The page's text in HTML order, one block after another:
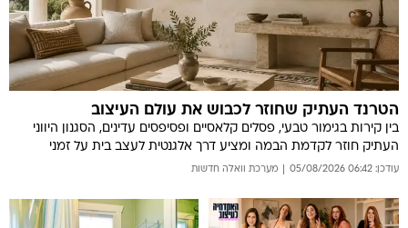
הטרנד העתיק שחוזר לכבוש את עולם העיצוב
בין קירות בגימור טבעי, פסלים קלאסיים ופסיפסים עדינים, הסגנון היווני
העתיק חוזר לקדמת הבמה ומציע דרך אלגנטית לעצב בית על זמני
עודכן: 06:42 05/08/2026 מערכת וואלה חדשות